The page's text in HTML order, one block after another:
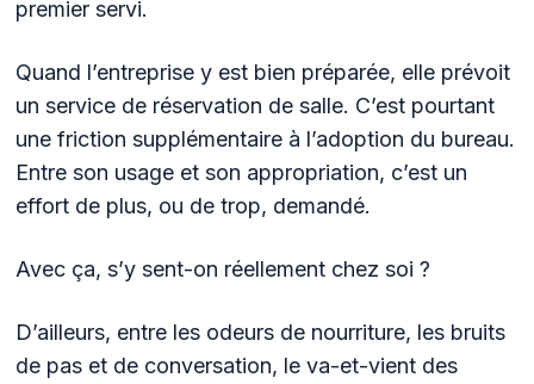
premier servi.
Quand l’entreprise y est bien préparée, elle prévoit
un service de réservation de salle. C’est pourtant
une friction supplémentaire à l’adoption du bureau.
Entre son usage et son appropriation, c’est un
effort de plus, ou de trop, demandé.
Avec ça, s’y sent-on réellement chez soi ?
D’ailleurs, entre les odeurs de nourriture, les bruits
de pas et de conversation, le va-et-vient des